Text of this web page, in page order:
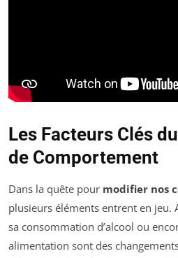
Les Facteurs Clés
de Comportement
Dans la quête pour modifier nos
plusieurs éléments entrent en jeu.
sa consommation d’alcool ou
alimentation sont des